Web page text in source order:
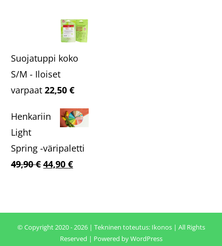
Suojatuppi koko
S/M - Iloiset
varpaat 22,50€
Henkariin
Light
Spring -väripaletti
49,90€Alkuperäinen
49,90 €.
44,90€Nykyinen
44,90 €.
© Copyright 2020 - 2026 | Tekninen toteutus: Ikonos| All Rights
Reserved | Powered byWordPress